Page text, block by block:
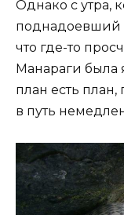
Однако с утра,
поднадоевший
что где-то
Манараги была
план есть
в путь